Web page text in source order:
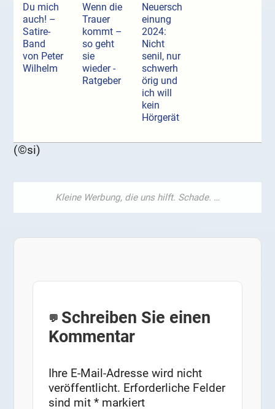
Du mich
auch! –
Satire-
Band
von Peter
Wilhelm
Wenn die
Trauer
kommt –
so geht
sie
wieder -
Ratgeber
Neuersch
einung
2024:
Nicht
senil, nur
schwerh
örig und
ich will
kein
Hörgerät
(©si)
Schreiben Sie einen
Kommentar
Ihre E-Mail-Adresse wird nicht
veröffentlicht. Erforderliche Felder
sind mit* markiert